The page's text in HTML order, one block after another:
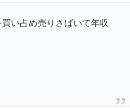
い占め売りさばいて年収